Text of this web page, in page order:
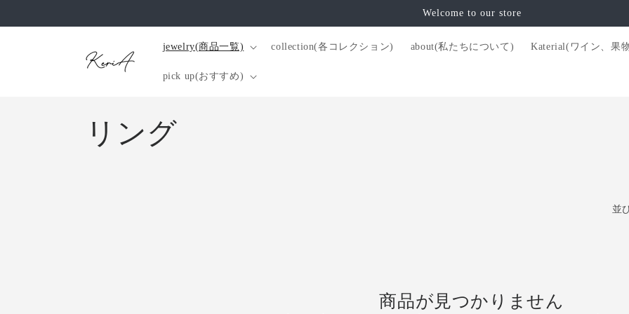
進む
Welcome to our store
jewelry(商品一覧) collection(各コレクション) about(私たちについて) Katerial(ワイン、果
pick up(おすすめ)
コ
リング
並
商品が見つかりません